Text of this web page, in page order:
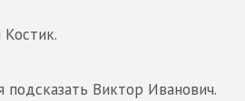
Костик.
Виктор Иванович.